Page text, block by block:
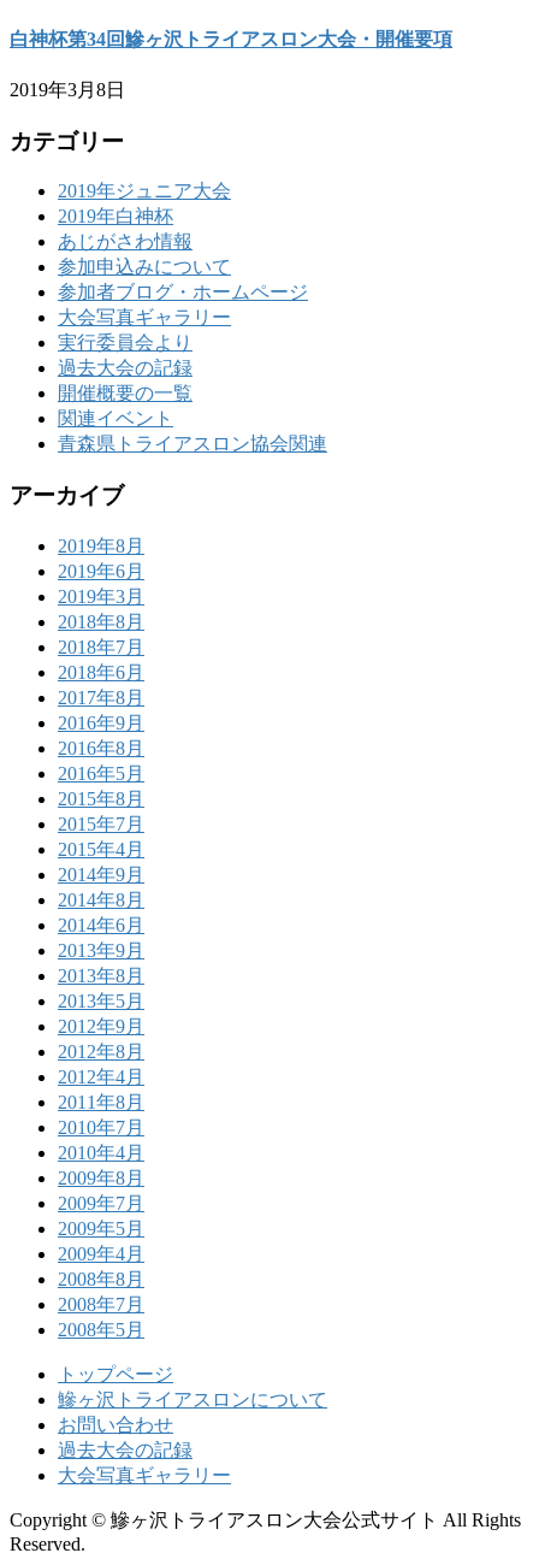
白神杯第34回鰺ヶ沢トライアスロン大会・開催要項
2019年3月8日
カテゴリー
2019年ジュニア大会
2019年白神杯
あじがさわ情報
参加申込みについて
参加者ブログ・ホームページ
大会写真ギャラリー
実行委員会より
過去大会の記録
開催概要の一覧
関連イベント
青森県トライアスロン協会関連
アーカイブ
2019年8月
2019年6月
2019年3月
2018年8月
2018年7月
2018年6月
2017年8月
2016年9月
2016年8月
2016年5月
2015年8月
2015年7月
2015年4月
2014年9月
2014年8月
2014年6月
2013年9月
2013年8月
2013年5月
2012年9月
2012年8月
2012年4月
2011年8月
2010年7月
2010年4月
2009年8月
2009年7月
2009年5月
2009年4月
2008年8月
2008年7月
2008年5月
トップページ
鰺ヶ沢トライアスロンについて
お問い合わせ
過去大会の記録
大会写真ギャラリー
Copyright © 鰺ヶ沢トライアスロン大会公式サイト All Rights
Reserved.